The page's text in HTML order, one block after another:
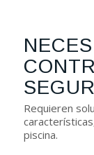
Requieren
piscina.